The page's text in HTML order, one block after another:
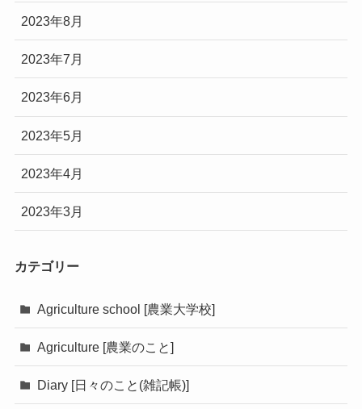
2023年8月
2023年7月
2023年6月
2023年5月
2023年4月
2023年3月
カテゴリー
Agriculture school [農業大学校]
Agriculture [農業のこと]
Diary [日々のこと(雑記帳)]